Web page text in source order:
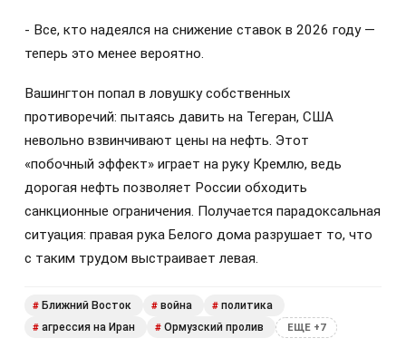
- Все, кто надеялся на снижение ставок в 2026 году —
теперь это менее вероятно.
Вашингтон попал в ловушку собственных
противоречий: пытаясь давить на Тегеран, США
невольно взвинчивают цены на нефть. Этот
«побочный эффект» играет на руку Кремлю, ведь
дорогая нефть позволяет России обходить
санкционные ограничения. Получается парадоксальная
ситуация: правая рука Белого дома разрушает то, что
с таким трудом выстраивает левая.
# Ближний Восток # война # политика
# агрессия на Иран # Ормузский пролив ЕЩЕ +7